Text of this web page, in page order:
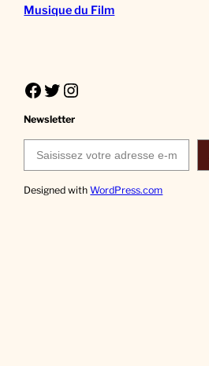
Musique du Film
Facebook Twitter Instagram
Newsletter
Saisissez votre adresse e-mail…
Designed withWordPress.com